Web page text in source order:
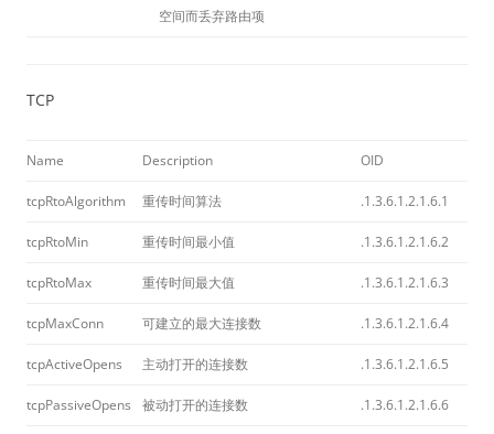
空间而丢弃路由项
TCP
Name Description OID
tcpRtoAlgorithm 重传时间算法 .1.3.6.1.2.1.6.1
tcpRtoMin 重传时间最小值 .1.3.6.1.2.1.6.2
tcpRtoMax 重传时间最大值 .1.3.6.1.2.1.6.3
tcpMaxConn 可建立的最大连接数 .1.3.6.1.2.1.6.4
tcpActiveOpens 主动打开的连接数 .1.3.6.1.2.1.6.5
tcpPassiveOpens 被动打开的连接数 .1.3.6.1.2.1.6.6